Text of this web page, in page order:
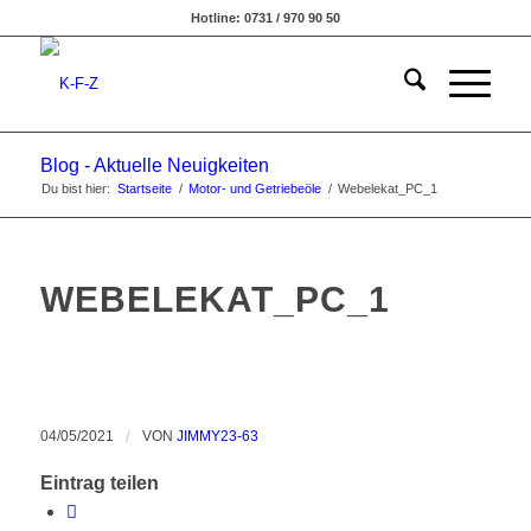
Hotline: 0731 / 970 90 50
Blog - Aktuelle Neuigkeiten
Du bist hier: Startseite / Motor- und Getriebeöle / Webelekat_PC_1
WEBELEKAT_PC_1
04/05/2021 / VON JIMMY23-63
Eintrag teilen